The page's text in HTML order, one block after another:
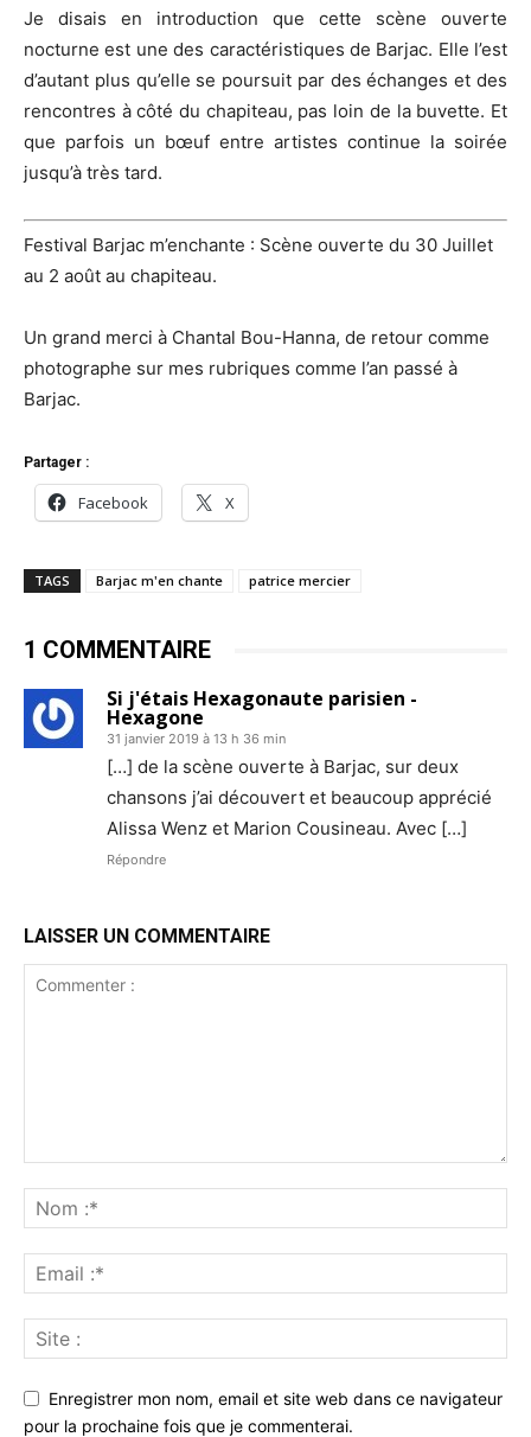
Je disais en introduction que cette scène ouverte
nocturne est une des caractéristiques de Barjac. Elle l’est
d’autant plus qu’elle se poursuit par des échanges et des
rencontres à côté du chapiteau, pas loin de la buvette. Et
que parfois un bœuf entre artistes continue la soirée
jusqu’à très tard.
Festival Barjac m’enchante : Scène ouverte du 30 Juillet
au 2 août au chapiteau.
Un grand merci à Chantal Bou-Hanna, de retour comme
photographe sur mes rubriques comme l’an passé à
Barjac.
Partager :
Facebook X
TAGS Barjac m'en chante patrice mercier
1 COMMENTAIRE
Si j'étais Hexagonaute parisien -
Hexagone
31 janvier 2019 à 13 h 36 min
[…] de la scène ouverte à Barjac, sur deux
chansons j’ai découvert et beaucoup apprécié
Alissa Wenz et Marion Cousineau. Avec […]
Répondre
LAISSER UN COMMENTAIRE
Enregistrer mon nom, email et site web dans ce navigateur
pour la prochaine fois que je commenterai.